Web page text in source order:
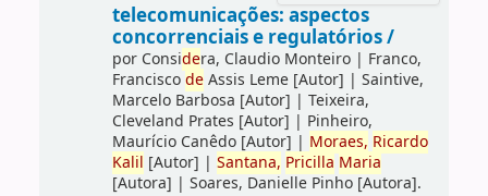
telecomunicações: aspectos
concorrenciais e regulatórios /
por Considera, Claudio Monteiro| Franco,
FranciscodeAssis Leme[Autor] | Saintive,
Marcelo Barbosa [Autor] | Teixeira,
Cleveland Prates [Autor] | Pinheiro,
Maurício Canêdo[Autor] | Moraes, Ricardo
Kalil [Autor] | Santana, Pricilla Maria
[Autora] | Soares, Danielle Pinho[Autora].